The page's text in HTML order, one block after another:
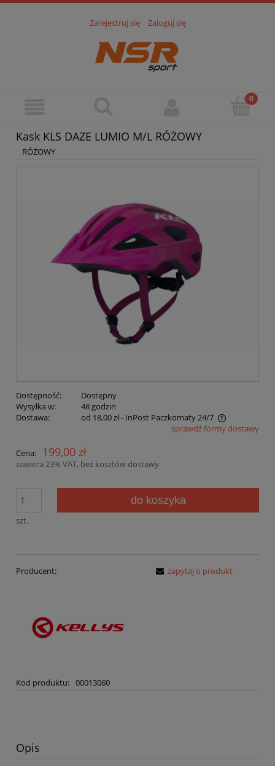
Zarejestruj się Zaloguj się
Kask KLS DAZE LUMIO M/L RÓŻOWY
RÓŻOWY
Dostępność:
Dostępny
Wysyłka w:
48 godzin
Dostawa:
od 18,00 zł- InPost Paczkomaty 24/7
Cena nie zawiera ewentualnych kosztów płatnościsprawdź formy dostawy
Cena: 199,00 zł
zawiera 23% VAT, bez kosztów dostawy
szt.
do koszyka
Producent:
Kod produktu: 00013060
zapytaj o produkt
Opis